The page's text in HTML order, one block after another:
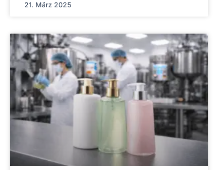
21. März 2025